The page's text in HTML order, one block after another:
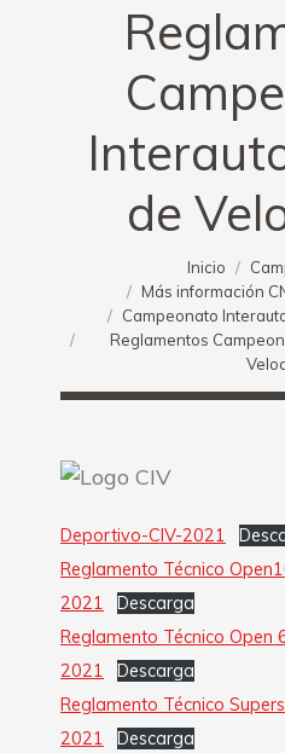
de
Inicio
Más información
Campeonato
Reglamentos
Deportivo-CIV-2021
Reglamento Técnico
2021
Descarga
Reglamento Técnico Open
2021
Descarga
Reglamento Técnico
2021
Descarga